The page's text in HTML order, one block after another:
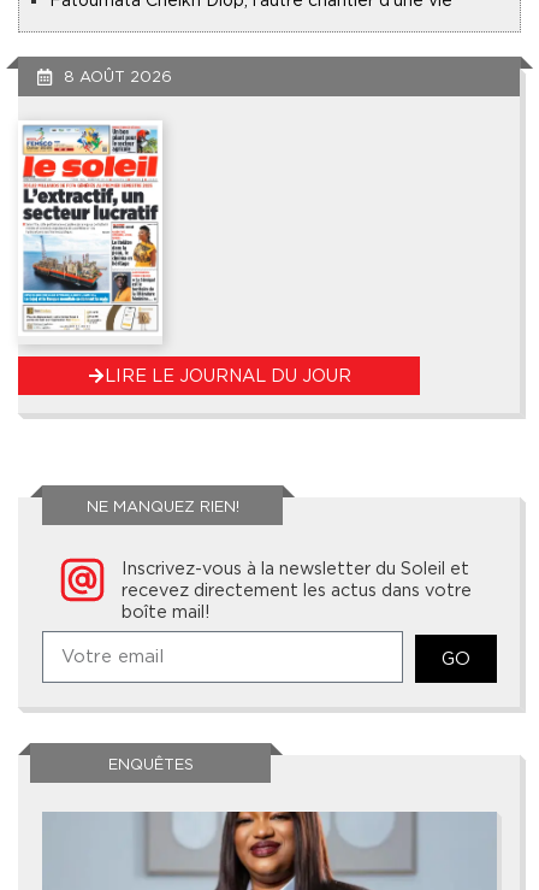
8 AOÛT 2026
LIRE LE JOURNAL DU JOUR
NE MANQUEZ RIEN!
Inscrivez-vous à la newsletter du Soleil et
recevez directement les actus dans votre
boîte mail!
GO
ENQUÊTES